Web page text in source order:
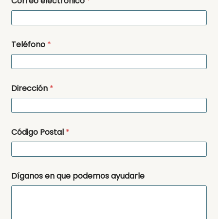
Teléfono *
Dirección *
Código Postal *
Díganos en que podemos ayudarle